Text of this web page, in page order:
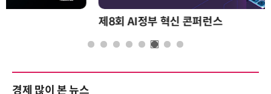
제8회 AI정부 혁신 콘퍼런스
경제 많이 본 뉴스